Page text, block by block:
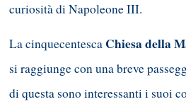
curiosità di Napoleone III.
La cinquecentesca Chiesa della
si raggiunge con una breve
di questa sono interessanti i suoi